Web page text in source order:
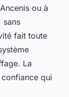
ou à
sans
fait toute
La
qui